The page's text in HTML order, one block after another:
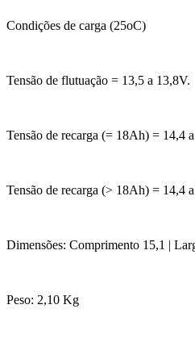
Condições de carga (25oC)
Tensão de flutuação = 13,5 a 13,8V.
Tensão de recarga (= 18Ah) = 14,4
Tensão de recarga (> 18Ah) = 14,4
Dimensões: Comprimento 15,1 |
Peso: 2,10 Kg